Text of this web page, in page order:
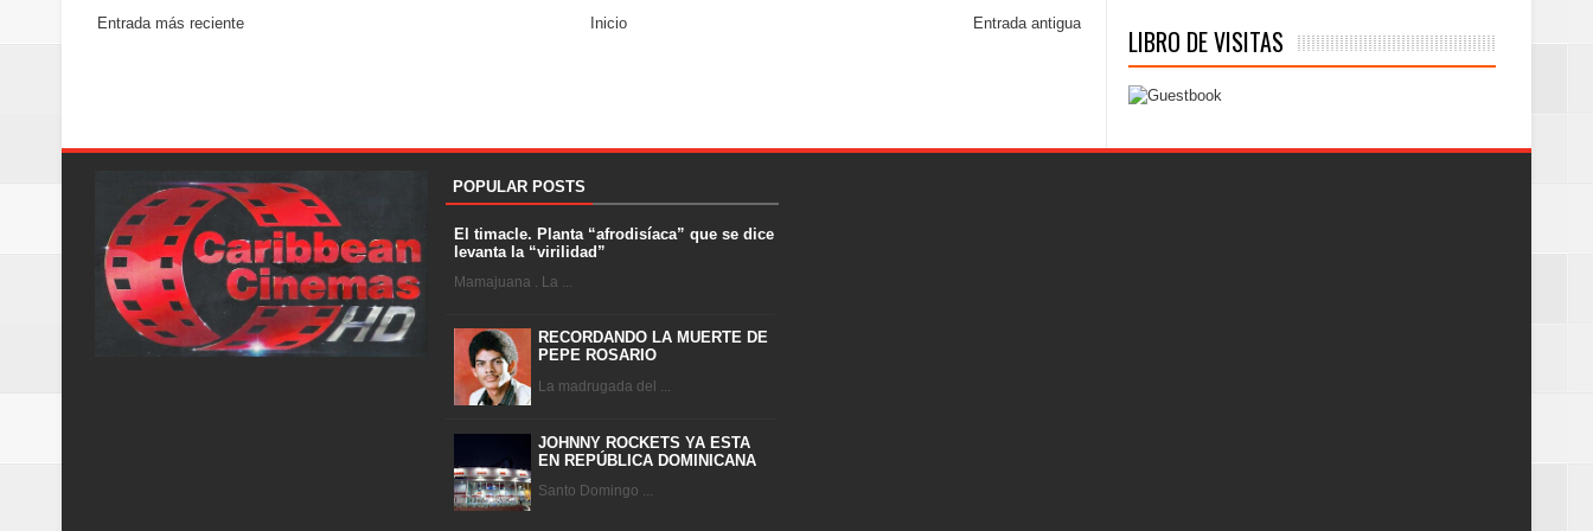
Entrada más reciente Entrada antigua
Inicio
LIBRO DE VISITAS
POPULAR POSTS
El timacle. Planta “afrodisíaca” que se dice
levanta la “virilidad”
Mamajuana . La ...
RECORDANDO LA MUERTE DE
PEPE ROSARIO
La madrugada del ...
JOHNNY ROCKETS YA ESTA
EN REPÚBLICA DOMINICANA
Santo Domingo ...